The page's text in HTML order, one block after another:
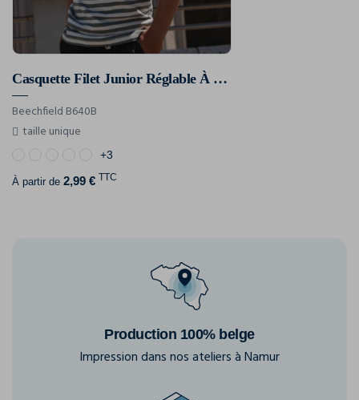
Casquette Filet Junior Réglable À L'arrière
Beechfield B640B
taille unique
+3
À partir de 2,99 € TTC
Production 100% belge
Impression dans nos ateliers à Namur